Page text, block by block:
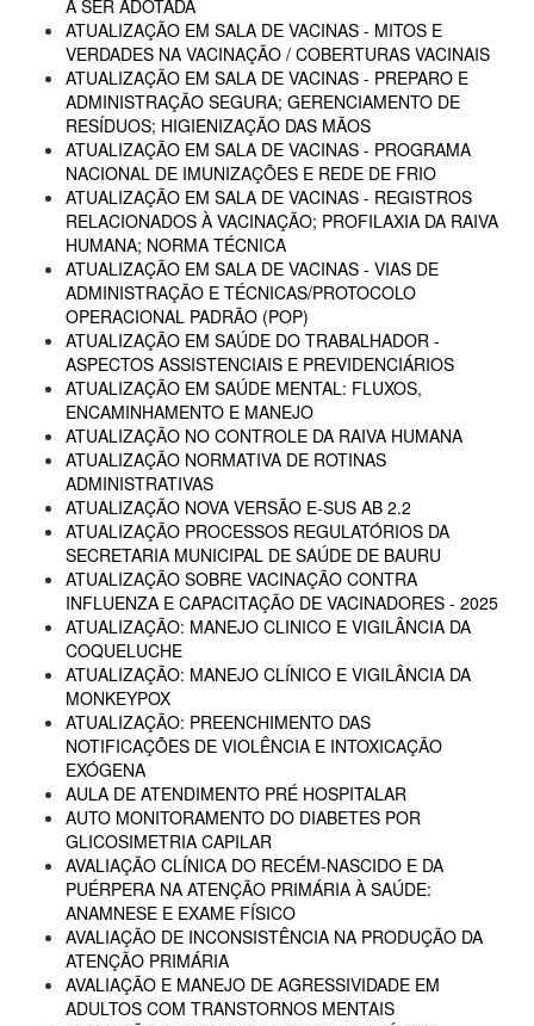
A SER ADOTADA
ATUALIZAÇÃO EM SALA DE VACINAS - MITOS E
VERDADES NA VACINAÇÃO / COBERTURAS VACINAIS
ATUALIZAÇÃO EM SALA DE VACINAS - PREPARO E
ADMINISTRAÇÃO SEGURA; GERENCIAMENTO DE
RESÍDUOS; HIGIENIZAÇÃO DAS MÃOS
ATUALIZAÇÃO EM SALA DE VACINAS - PROGRAMA
NACIONAL DE IMUNIZAÇÕES E REDE DE FRIO
ATUALIZAÇÃO EM SALA DE VACINAS - REGISTROS
RELACIONADOS À VACINAÇÃO; PROFILAXIA DA RAIVA
HUMANA; NORMA TÉCNICA
ATUALIZAÇÃO EM SALA DE VACINAS - VIAS DE
ADMINISTRAÇÃO E TÉCNICAS/PROTOCOLO
OPERACIONAL PADRÃO (POP)
ATUALIZAÇÃO EM SAÚDE DO TRABALHADOR -
ASPECTOS ASSISTENCIAIS E PREVIDENCIÁRIOS
ATUALIZAÇÃO EM SAÚDE MENTAL: FLUXOS,
ENCAMINHAMENTO E MANEJO
ATUALIZAÇÃO NO CONTROLE DA RAIVA HUMANA
ATUALIZAÇÃO NORMATIVA DE ROTINAS
ADMINISTRATIVAS
ATUALIZAÇÃO NOVA VERSÃO E-SUS AB 2.2
ATUALIZAÇÃO PROCESSOS REGULATÓRIOS DA
SECRETARIA MUNICIPAL DE SAÚDE DE BAURU
ATUALIZAÇÃO SOBRE VACINAÇÃO CONTRA
INFLUENZA E CAPACITAÇÃO DE VACINADORES - 2025
ATUALIZAÇÃO: MANEJO CLINICO E VIGILÂNCIA DA
COQUELUCHE
ATUALIZAÇÃO: MANEJO CLÍNICO E VIGILÂNCIA DA
MONKEYPOX
ATUALIZAÇÃO: PREENCHIMENTO DAS
NOTIFICAÇÕES DE VIOLÊNCIA E INTOXICAÇÃO
EXÓGENA
AULA DE ATENDIMENTO PRÉ HOSPITALAR
AUTO MONITORAMENTO DO DIABETES POR
GLICOSIMETRIA CAPILAR
AVALIAÇÃO CLÍNICA DO RECÉM-NASCIDO E DA
PUÉRPERA NA ATENÇÃO PRIMÁRIA À SAÚDE:
ANAMNESE E EXAME FÍSICO
AVALIAÇÃO DE INCONSISTÊNCIA NA PRODUÇÃO DA
ATENÇÃO PRIMÁRIA
AVALIAÇÃO E MANEJO DE AGRESSIVIDADE EM
ADULTOS COM TRANSTORNOS MENTAIS